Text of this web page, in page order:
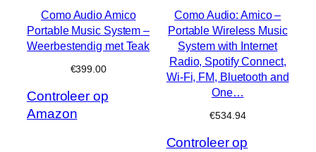
Como Audio Amico
Portable Music System –
Weerbestendig met Teak
€399.00
Controleer op
Amazon
Como Audio: Amico –
Portable Wireless Music
System with Internet
Radio, Spotify Connect,
Wi-Fi, FM, Bluetooth and
One…
€534.94
Controleer op